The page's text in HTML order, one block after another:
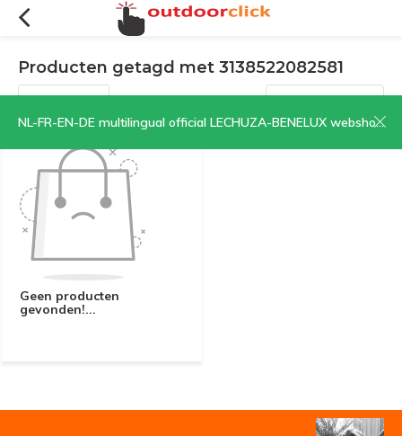
NL-FR-EN-DE multilingual official LECHUZA-BENELUX webshop | CLICK HERE NOW!
Producten getagd met 3138522082581
Filters Sorteren op:
Geen producten
gevonden!...